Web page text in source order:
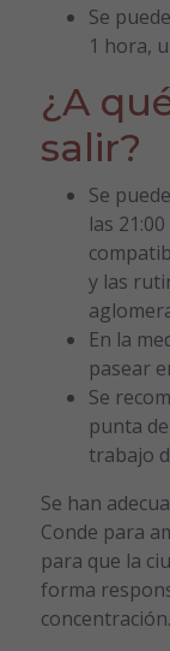
Se
1 hora,
¿A
salir?
Se
las
y las
En la
pasear
Se
punta
trabajo
Se han
Conde para
para que la
forma
concentración.